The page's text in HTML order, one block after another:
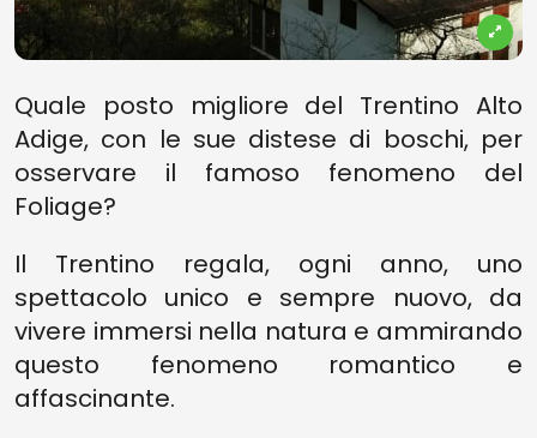
Quale posto migliore del Trentino Alto
Adige, con le sue distese di boschi, per
osservare il famoso fenomeno del
Foliage?
Il Trentino regala, ogni anno, uno
spettacolo unico e sempre nuovo, da
vivere immersi nella natura e ammirando
questo fenomeno romantico e
affascinante.